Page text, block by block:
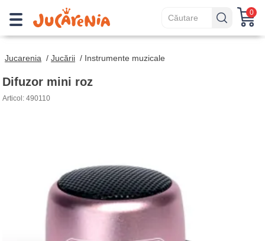
0
Jucarenia / Jucării / Instrumente muzicale
Difuzor mini roz
Articol: 490110